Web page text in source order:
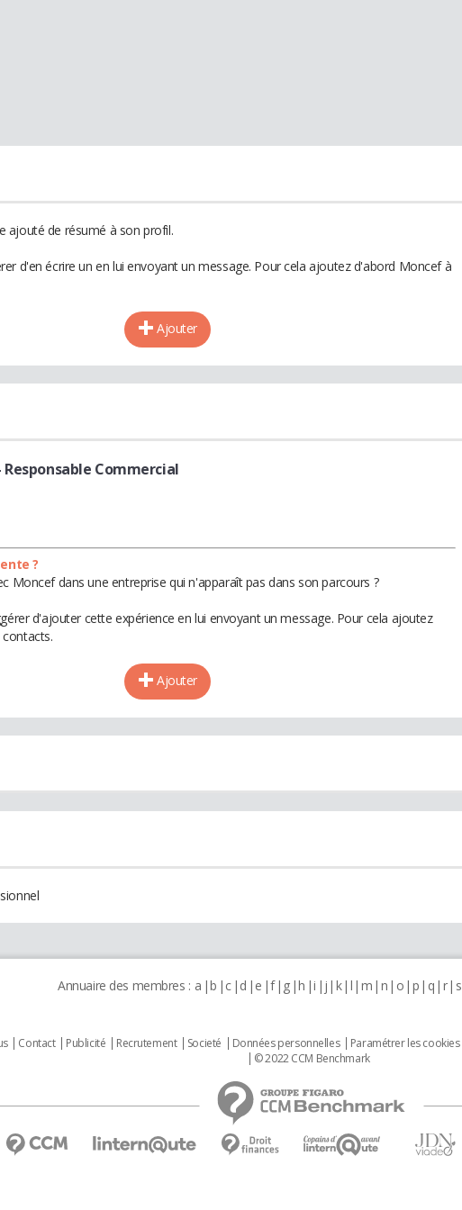
ajouté de résumé à son profil.
d'en écrire un en lui envoyant un message. Pour cela ajoutez d'abord Moncef à
Ajouter
Responsable Commercial
?
Moncef dans une entreprise qui n'apparaît pas dans son parcours ?
d'ajouter cette expérience en lui envoyant un message. Pour cela ajoutez
Ajouter
Annuaire des membres : a b c d e f g h i j k l m n o p q r s
Contact Publicité Recrutement Societé Données personnelles Paramétrer les cookies
© 2022 CCM Benchmark